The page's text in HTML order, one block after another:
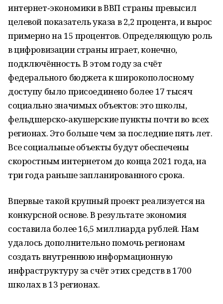
интернет‑экономики в ВВП страны превысил
целевой показатель указа в 2,2 процента, и вырос
примерно на 15 процентов. Определяющую роль
в цифровизации страны играет, конечно,
подключённость. В этом году за счёт
федерального бюджета к широкополосному
доступу было присоединено более 17 тысяч
социально значимых объектов: это школы,
фельдшерско‑акушерские пункты почти во всех
регионах. Это больше чем за последние пять лет.
Все социальные объекты будут обеспечены
скоростным интернетом до конца 2021 года, на
три года раньше запланированного срока.
Впервые такой крупный проект реализуется на
конкурсной основе. В результате экономия
составила более 16,5 миллиарда рублей. Нам
удалось дополнительно помочь регионам
создать внутреннюю информационную
инфраструктуру за счёт этих средств в 1700
школах в 13 регионах.